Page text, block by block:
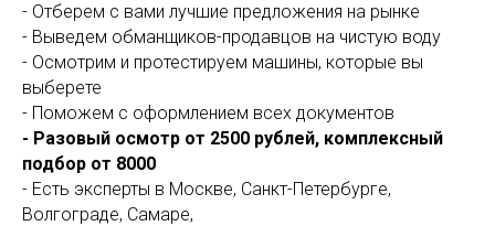
- Отберем с вами лучшие предложения на рынке
- Выведем обманщиков-продавцов на чистую воду
- Осмотрим и протестируем машины, которые вы
выберете
- Поможем с оформлением всех документов
- Разовый осмотр от 2500 рублей, комплексный
подбор от 8000
- Есть эксперты в Москве, Санкт-Петербурге,
Волгограде, Самаре,